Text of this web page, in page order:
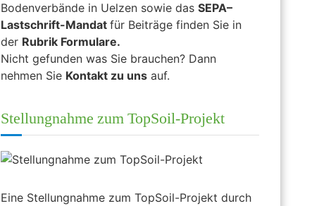
Bodenverbände in Uelzen sowie das SEPA–
Lastschrift-Mandat für Beiträge finden Sie in
der Rubrik Formulare.
Nicht gefunden was Sie brauchen? Dann
nehmen Sie Kontakt zu unsauf.
Stellungnahme zum TopSoil-Projekt
Eine Stellungnahme zum TopSoil-Projekt durch